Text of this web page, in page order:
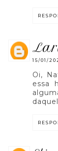
15/01/
Oi,
essa